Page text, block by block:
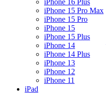
iPhone 16 Plus
iPhone 15 Pro Max
iPhone 15 Pro
iPhone 15
iPhone 15 Plus
iPhone 14
iPhone 14 Plus
iPhone 13
iPhone 12
iPhone 11
iPad